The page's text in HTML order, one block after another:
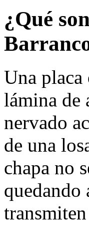
¿Qué
Una placa
lámina de
nervado
de una
chapa no
quedando